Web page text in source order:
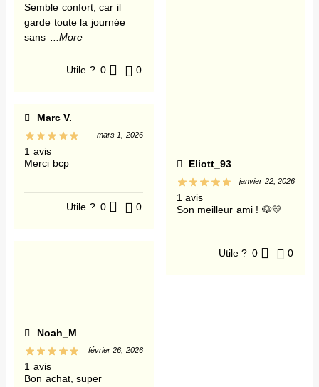
Semble confort, car il
garde toute la journée
sans
...More
Utile ? 0 0
Marc V.
1 avis
mars 1, 2026
Merci bcp
Utile ? 0 0
Noah_M
1 avis
février 26, 2026
Bon achat, super
Eliott_93
1 avis
janvier 22, 2026
Son meilleur ami ! 🐶💛
Utile ? 0 0